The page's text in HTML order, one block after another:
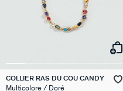
COLLIER RAS DU COU CANDY
Multicolore / Doré